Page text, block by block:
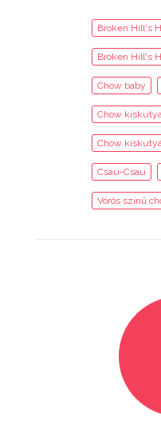
Broken Hill's
Broken Hill's
Chow baby
Chow
Chow
Csau-Csau
Vörös színű